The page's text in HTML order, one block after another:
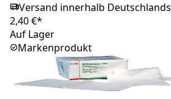
Versand innerhalb Deutschlands
2,40 €*
Auf Lager
Markenprodukt